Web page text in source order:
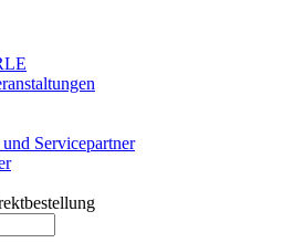
Servicepartner